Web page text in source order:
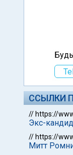
ССЫЛКИ
// https://
Экс-
// https://
Митт